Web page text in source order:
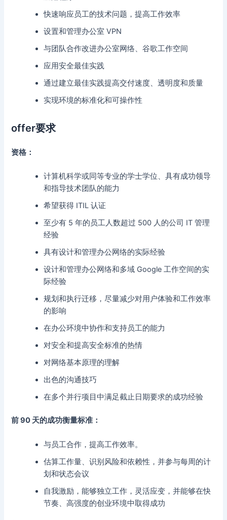
快速响应员工的技术问题，提高工作效率
设置和管理办公室 VPN
与团队合作改进办公室网络、谷歌工作空间
应用安全最佳实践
通过建立最佳实践提高交付速度、透明度和质量
实现环境的标准化和可操作性
offer要求
资格：
计算机科学或同等专业的学士学位、具有成功领导
和指导技术团队的能力
希望获得 ITIL 认证
至少有 5 年的员工人数超过 500 人的公司 IT 管理
经验
具有设计和管理办公网络的实际经验
设计和管理办公网络和多域 Google 工作空间的实
际经验
规划和执行迁移，尽量减少对用户体验和工作效率
的影响
在办公环境中协作和支持员工的能力
对安全和提高安全标准的热情
对网络基本原理的理解
出色的沟通技巧
在多个并行项目中满足截止日期要求的成功经验
前 90 天的成功衡量标准：
与员工合作，提高工作效率。
估算工作量、识别风险和依赖性，并参与每周的计
划和状态会议
自我激励，能够独立工作，灵活应变，并能够在快
节奏、高强度的创业环境中取得成功